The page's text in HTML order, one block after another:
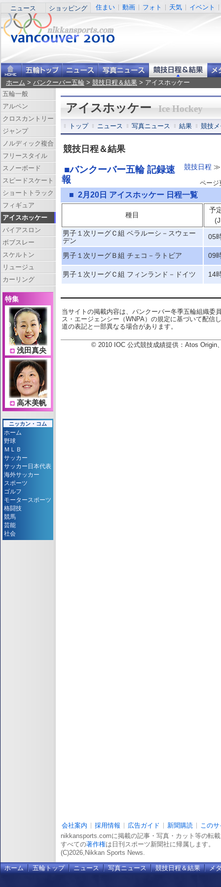
ニュース ショッピング 住まい 動画 フォト 天気 イベント
ホーム > バンクーバー五輪 > 競技日程＆結果 > アイスホッケー
アイスホッケー Ice Hockey
トップ ニュース 写真ニュース 結果 競技
競技日程＆結果
■バンクーバー五輪 記録速
報
競技日程 ≫
ペー
■ 2月20日 アイスホッケー 日程一覧
種目
予
男子１次リーグＣ組 ベラルーシ－スウェー
デン
05
男子１次リーグＢ組 チェコ－ラトビア 09
男子１次リーグＣ組 フィンランド－ドイツ 14
当サイトの掲載内容は、バンクーバー冬季五輪組織委
ス・エージェンシー（WNPA）の規定に基づいて配信
道の表記と一部異なる場合があります。
© 2010 IOC 公式競技成績提供：Atos Origin
五輪一般
アルペン
クロスカントリー
ジャンプ
ノルディック複合
フリースタイル
スノーボード
スピードスケート
ショートトラック
フィギュア
アイスホッケー
バイアスロン
ボブスレー
スケルトン
リュージュ
カーリング
特集
浅田真央
高木美帆
ニッカン・コム
ホーム
野球
ＭＬＢ
サッカー
サッカー日本代表
海外サッカー
スポーツ
ゴルフ
モータースポーツ
格闘技
競馬
芸能
社会
会社案内 採用情報 広告ガイド 新聞購読
この
nikkansports.comに掲載の記事・写真・カット等の転
すべての著作権は日刊スポーツ新聞社に帰属します。
(C)2026,Nikkan Sports News.
ホーム 五輪トップ ニュース 写真ニュース 競技日程＆結果 メ